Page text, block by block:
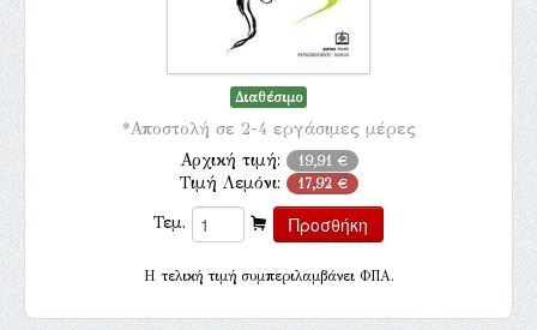
Διαθέσιμο
*Αποστολή σε 2-4 εργάσιμες μέρες
Αρχική τιμή: 19,91 €
Τιμή Λεμόνι: 17,92 €
Τεμ.
H τελική τιμή συμπεριλαμβάνει ΦΠΑ.